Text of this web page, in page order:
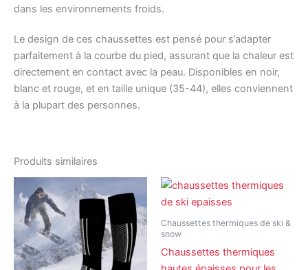
dans les environnements froids.
Le design de ces chaussettes est pensé pour s’adapter
parfaitement à la courbe du pied, assurant que la chaleur est
directement en contact avec la peau. Disponibles en noir,
blanc et rouge, et en taille unique (35-44), elles conviennent
à la plupart des personnes.
Produits similaires
produit
a
plusieurs
variations.
Chaussettes thermiques de ski &
snow
Chaussettes thermiques
Ce
a